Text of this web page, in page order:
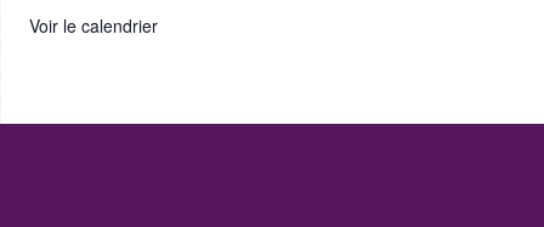
Voir le calendrier